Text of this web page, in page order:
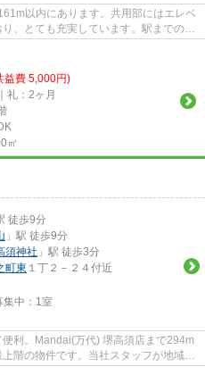
以内にあります。共用部にはエレベ
、とても充実しています。駅までのア
益費 5,000円)
礼：2ヶ月
㎡
徒歩9分
」駅 徒歩9分
須神社 」駅 徒歩3分
町東 １丁２－２４付近
中： 1室
利。Mandai(万代) 堺高須店まで294m
階の物件です。当社スタッフが地域の